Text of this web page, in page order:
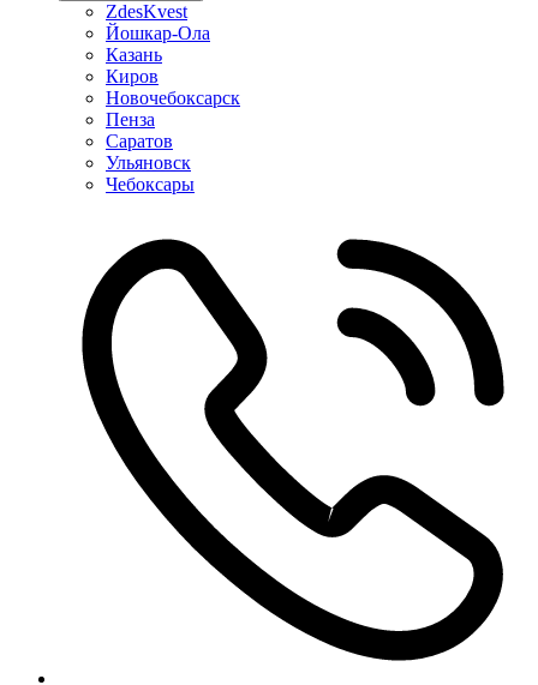
ZdesKvest
Йошкар-Ола
Казань
Киров
Новочебоксарск
Пенза
Саратов
Ульяновск
Чебоксары